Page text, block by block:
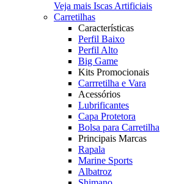
Veja mais Iscas Artificiais
Carretilhas
Características
Perfil Baixo
Perfil Alto
Big Game
Kits Promocionais
Carrretilha e Vara
Acessórios
Lubrificantes
Capa Protetora
Bolsa para Carretilha
Principais Marcas
Rapala
Marine Sports
Albatroz